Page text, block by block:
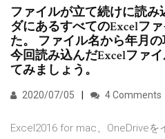
ファイルが立て続けに読み
ダにあるすべてのExcelフ
た。 ファイル名から年月の
今回読み込んだExcelファ
てみましょう。
2020/07/05 4 Comments
Excel2016 for mac、OneDrive